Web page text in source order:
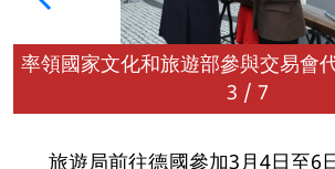
3 / 7
旅遊局前往德國參加3月4日至6